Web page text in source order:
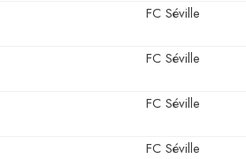
FC Séville
FC Séville
FC Séville
FC Séville